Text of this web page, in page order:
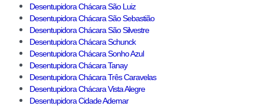
Desentupidora Chácara São Luiz
Desentupidora Chácara São Sebastião
Desentupidora Chácara São Silvestre
Desentupidora Chácara Schunck
Desentupidora Chácara Sonho Azul
Desentupidora Chácara Tanay
Desentupidora Chácara Três Caravelas
Desentupidora Chácara Vista Alegre
Desentupidora Cidade Ademar